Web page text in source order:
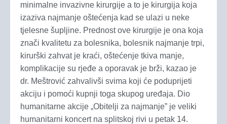
minimalne invazivne kirurgije a to je kirurgija koja
izaziva najmanje oštećenja kad se ulazi u neke
tjelesne šupljine. Prednost ove kirurgije je ona koja
znači kvalitetu za bolesnika, bolesnik najmanje trpi,
kirurški zahvat je kraći, oštećenje tkiva manje,
komplikacije su rjeđe a oporavak je brži, kazao je
dr. Meštrović zahvalivši svima koji će poduprijeti
akciju i pomoći kupnji toga skupog uređaja. Dio
humanitarne akcije „Obitelji za najmanje” je veliki
humanitarni koncert na splitskoj rivi u petak 14.